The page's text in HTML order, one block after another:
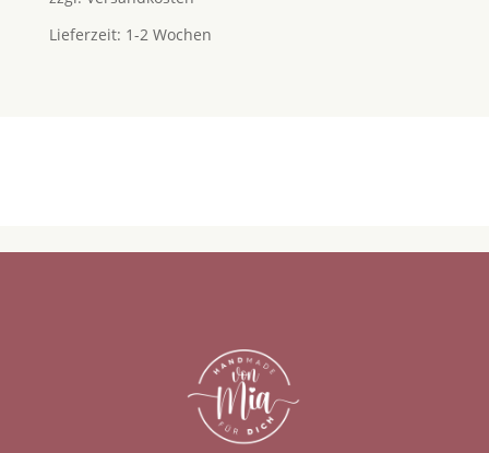
Lieferzeit: 1-2 Wochen